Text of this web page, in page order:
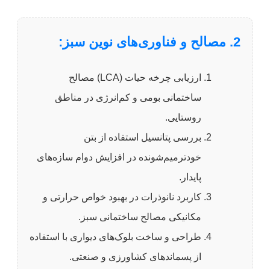
2. مصالح و فناوری‌های نوین سبز:
ارزیابی چرخه حیات (LCA) مصالح
ساختمانی بومی و کم‌انرژی در مناطق
روستایی.
بررسی پتانسیل استفاده از بتن
خودترمیم‌شونده در افزایش دوام سازه‌های
پایدار.
کاربرد نانوذرات در بهبود خواص حرارتی و
مکانیکی مصالح ساختمانی سبز.
طراحی و ساخت بلوک‌های دیواری با استفاده
از پسماندهای کشاورزی و صنعتی.